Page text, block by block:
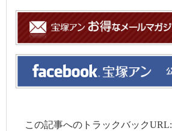
この記事へのトラックバックURL: